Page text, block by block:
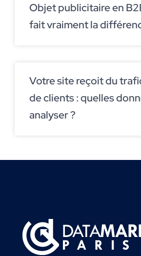
Objet publicitaire en
fait vraiment la
Votre site reçoit du
de clients : quelles
analyser ?